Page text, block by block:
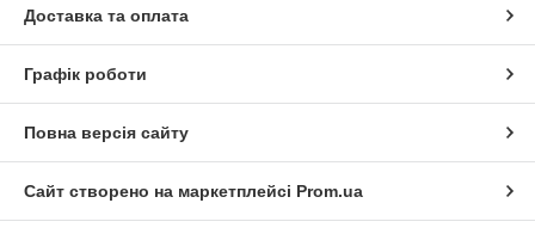
Доставка та оплата
Графік роботи
Повна версія сайту
Сайт створено на маркетплейсі Prom.ua